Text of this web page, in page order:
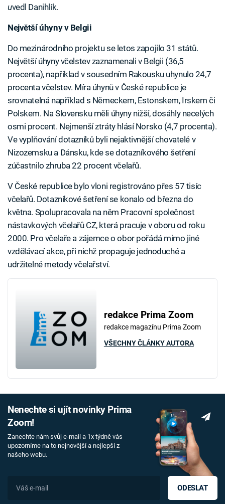
uvedl Danihlík.
Největší úhyny v Belgii
Do mezinárodního projektu se letos zapojilo 31 států.
Největší úhyny včelstev zaznamenali v Belgii (36,5
procenta), například v sousedním Rakousku uhynulo 24,7
procenta včelstev. Míra úhynů v České republice je
srovnatelná například s Německem, Estonskem, Irskem či
Polskem. Na Slovensku měli úhyny nižší, dosáhly necelých
osmi procent. Nejmenší ztráty hlásí Norsko (4,7 procenta).
Ve vyplňování dotazníků byli nejaktivnější chovatelé v
Nizozemsku a Dánsku, kde se dotazníkového šetření
zúčastnilo zhruba 22 procent včelařů.
V České republice bylo vloni registrováno přes 57 tisíc
včelařů. Dotazníkové šetření se konalo od března do
května. Spolupracovala na něm Pracovní společnost
nástavkových včelařů CZ, která pracuje v oboru od roku
2000. Pro včelaře a zájemce o obor pořádá mimo jiné
vzdělávací akce, při nichž propaguje jednoduché a
udržitelné metody včelařství.
redakce Prima Zoom
redakce magazínu Prima Zoom
VŠECHNY ČLÁNKY AUTORA
Nenechte si ujít novinky Prima
Zoom!
Zanechte nám svůj e-mail a 1x týdně vás
upozorníme na to nejnovější a nejlepší z
našeho webu.
ODESLAT